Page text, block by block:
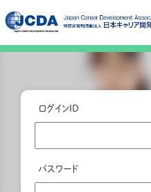
ログインID
パスワード